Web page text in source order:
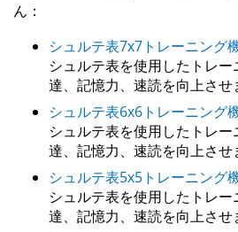
ん：
シュルテ表7x7トレーニング
シュルテ表を使用したトレ
達、記憶力、速読を向上させ
シュルテ表6x6トレーニング
シュルテ表を使用したトレ
達、記憶力、速読を向上させ
シュルテ表5x5トレーニング
シュルテ表を使用したトレ
達、記憶力、速読を向上させ